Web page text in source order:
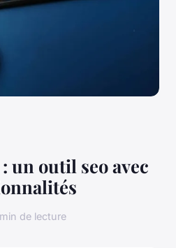
un outil seo avec
de lecture